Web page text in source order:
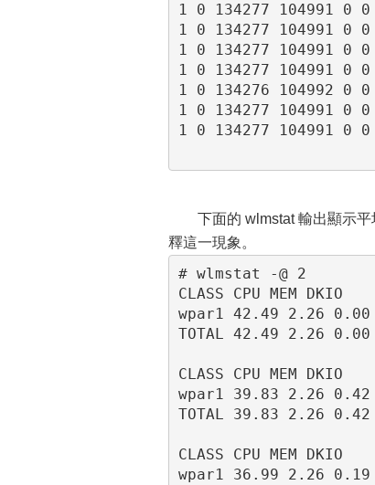
1 0 134277 104991 0
1 0 134277 104991 0
1 0 134277 104991 0
1 0 134277 104991 0
1 0 134276 104992 0
1 0 134277 104991 0
1 0 134277 104991 0
下面的 wlmstat 輸出顯示
釋這一現象。
# wlmstat -@ 2
CLASS CPU MEM DKIO
wpar1 42.49 2.26 0.00
TOTAL 42.49 2.26 0.00
CLASS CPU MEM DKIO
wpar1 39.83 2.26 0.42
TOTAL 39.83 2.26 0.42
CLASS CPU MEM DKIO
wpar1 36.99 2.26 0.19